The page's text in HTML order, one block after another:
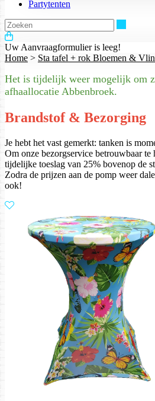
Partytenten
Uw Aanvraagformulier is leeg!
Home > Sta tafel + rok Bloemen &
Het is tijdelijk weer mogelijk om
afhaallocatie Abbenbroek.
Brandstof & Bezorging
Je hebt het vast gemerkt: tanken is
Om onze bezorgservice betrouwbaar te
tijdelijke toeslag van 25% bovenop de
Zodra de prijzen aan de pomp weer
ook!